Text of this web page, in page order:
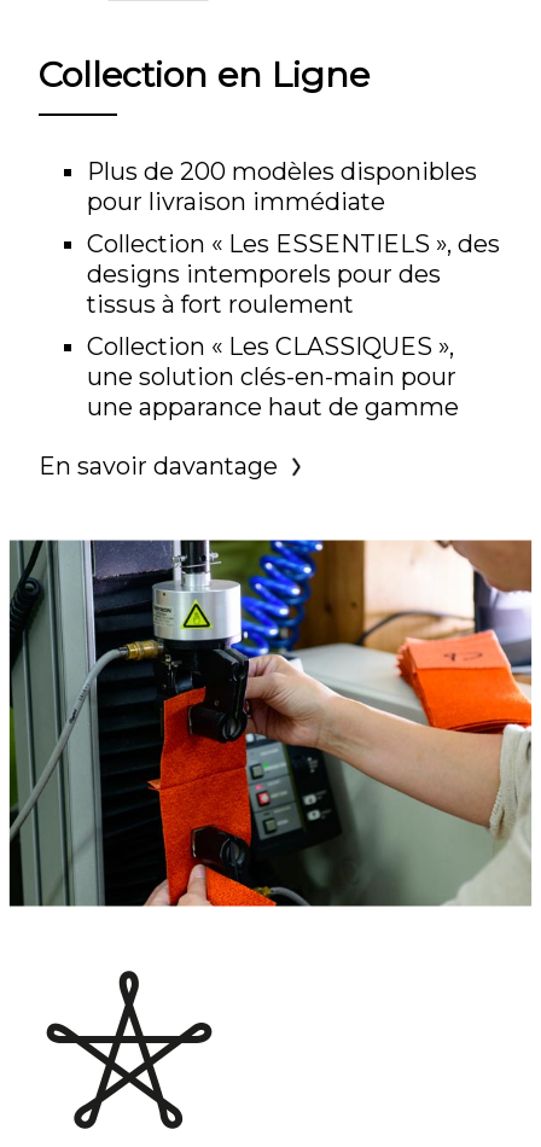
Collection en Ligne
Plus de 200 modèles disponibles
pour livraison immédiate
Collection « Les ESSENTIELS », des
designs intemporels pour des
tissus à fort roulement
Collection « Les CLASSIQUES »,
une solution clés-en-main pour
une apparance haut de gamme
En savoir davantage